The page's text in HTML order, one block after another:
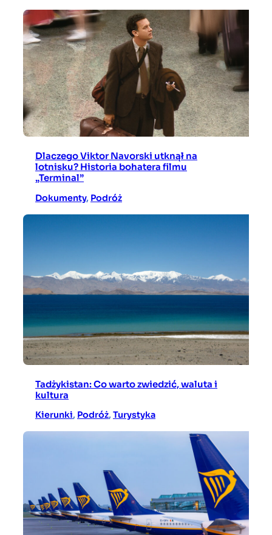
Dlaczego Viktor Navorski utknął na
lotnisku? Historia bohatera filmu
„Terminal”
Dokumenty, Podróż
Tadżykistan: Co warto zwiedzić, waluta i
kultura
Kierunki, Podróż, Turystyka